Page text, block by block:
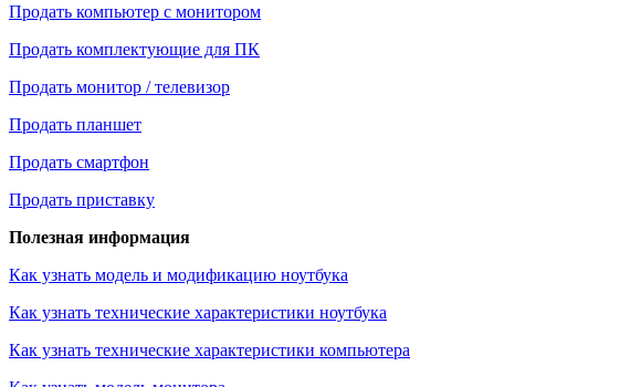
Продать компьютер с монитором
Продать комплектующие для ПК
Продать монитор / телевизор
Продать планшет
Продать смартфон
Продать приставку
Полезная информация
Как узнать модель и модификацию ноутбука
Как узнать технические характеристики ноутбука
Как узнать технические характеристики компьютера